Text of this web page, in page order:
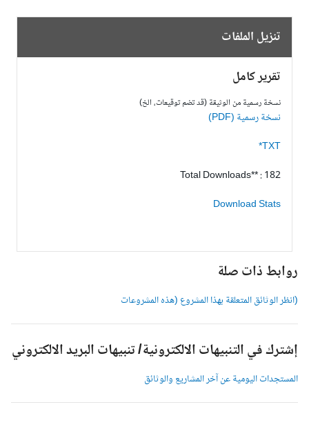
تنزيل الملفات
تقرير كامل
نسخة رسمية من الوثيقة (قد تضم توقيعات، الخ)
نسخة رسمية (PDF)
TXT*
Total Downloads** : 182
Download Stats
روابط ذات صلة
(انظر الوثائق المتعلقة بهذا المشروع (هذه المشروعات
إشترك في التنبيهات الالكترونية/ تنبيهات البريد الالكتروني
المستجدات اليومية عن آخر المشاريع والوثائق